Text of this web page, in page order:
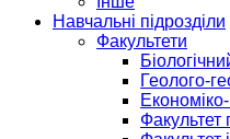
Навчальні підрозділи
Факультети
Геолого-
Факультет